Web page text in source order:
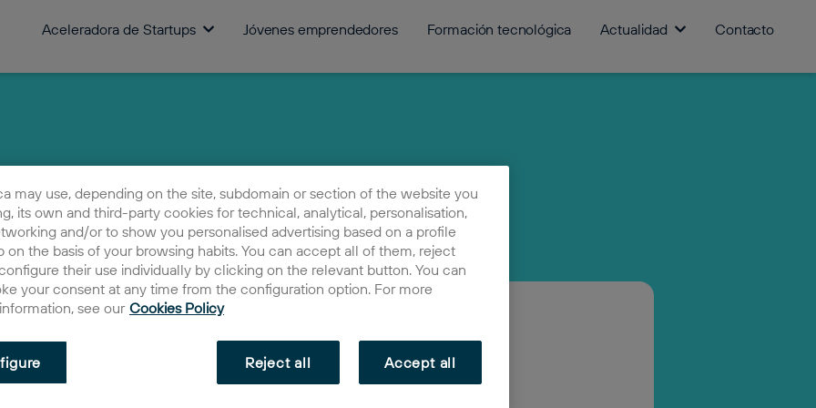
Aceleradora de Startups Jóvenes emprendedores Formación tecnológica Actualidad Contacto
QR Fusion
may use, depending on the site, subdomain or section of the website you
its own and third-party cookies for technical, analytical, personalisation,
and/or to show you personalised advertising based on a profile
on the basis of your browsing habits. You can accept all of them, reject
their use individually by clicking on the relevant button. You can
your consent at any time from the configuration option. For more
see our Cookies Policy
Reject all Accept all